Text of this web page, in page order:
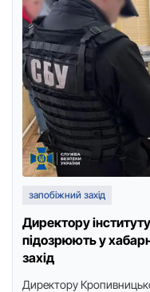
запобіжний захід
Директору
підозрюють у
захід
Директору